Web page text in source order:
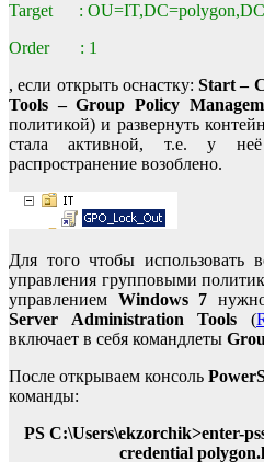
Target :
Order : 1
, если открыть оснастку: Start –
Tools – Group Policy
политикой) и развернуть
стала активной, т.е. у
распространение возоблено.
Для того чтобы использовать
управления групповыми
управлением Windows 7
Server Administration Tools (
включает в себя командлеты
После открываем консоль
команды:
PS C:\Users\ekzorchik>enter-
credential